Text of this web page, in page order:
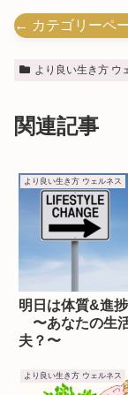
← カテゴリーペ
より良い生き方 ウ
関連記事
より良い生き方 ウェルネス
明日は体質&進
〜あなたの生
夫？〜
より良い生き方 ウェルネス